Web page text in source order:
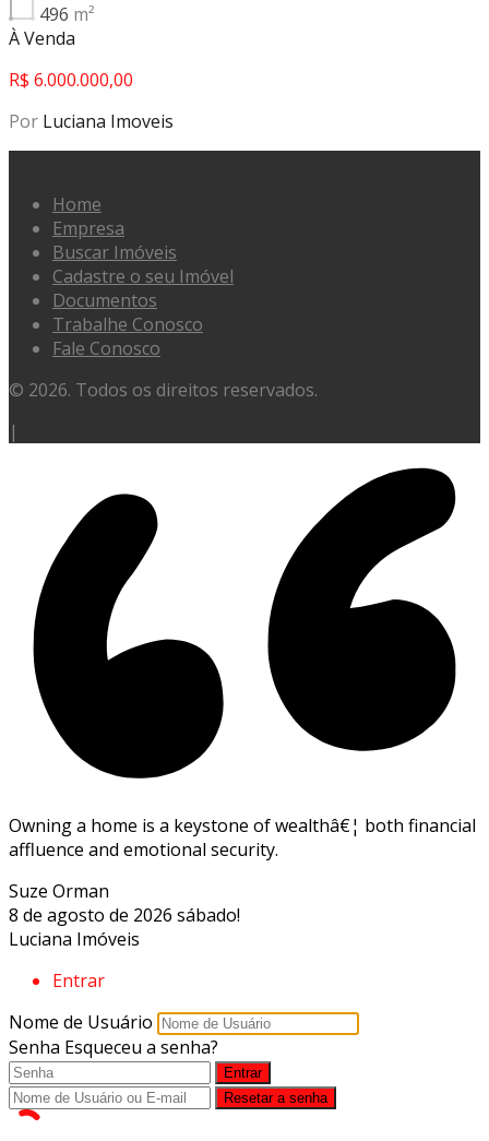
496 m²
À Venda
R$ 6.000.000,00
Por Luciana Imoveis
Home
Empresa
Buscar Imóveis
Cadastre o seu Imóvel
Documentos
Trabalhe Conosco
Fale Conosco
© 2026. Todos os direitos reservados.
|
Owning a home is a keystone of wealthâ€¦ both financial
affluence and emotional security.
Suze Orman
8 de agosto de 2026 sábado!
Luciana Imóveis
Entrar
Nome de Usuário
Senha Esqueceu a senha?
Entrar
Resetar a senha